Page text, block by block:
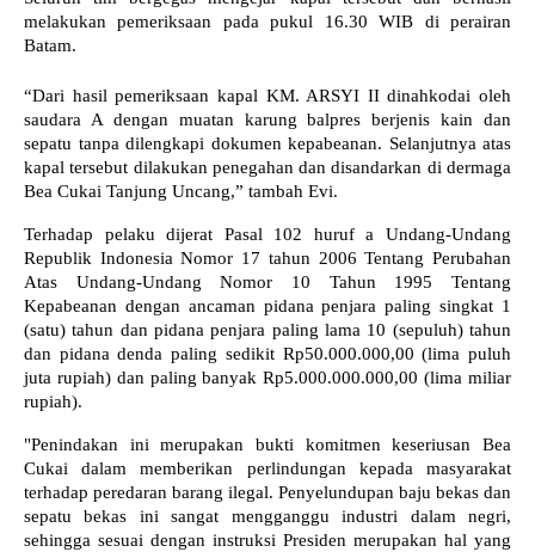
melakukan pemeriksaan pada pukul 16.30 WIB di perairan
Batam.
“Dari hasil pemeriksaan kapal KM. ARSYI II dinahkodai oleh
saudara A dengan muatan karung balpres berjenis kain dan
sepatu tanpa dilengkapi dokumen kepabeanan. Selanjutnya atas
kapal tersebut dilakukan penegahan dan disandarkan di dermaga
Bea Cukai Tanjung Uncang,” tambah Evi.
Terhadap pelaku dijerat Pasal 102 huruf a Undang-Undang
Republik Indonesia Nomor 17 tahun 2006 Tentang Perubahan
Atas Undang-Undang Nomor 10 Tahun 1995 Tentang
Kepabeanan dengan ancaman pidana penjara paling singkat 1
(satu) tahun dan pidana penjara paling lama 10 (sepuluh) tahun
dan pidana denda paling sedikit Rp50.000.000,00 (lima puluh
juta rupiah) dan paling banyak Rp5.000.000.000,00 (lima miliar
rupiah).
"Penindakan ini merupakan bukti komitmen keseriusan Bea
Cukai dalam memberikan perlindungan kepada masyarakat
terhadap peredaran barang ilegal. Penyelundupan baju bekas dan
sepatu bekas ini sangat mengganggu industri dalam negri,
sehingga sesuai dengan instruksi Presiden merupakan hal yang